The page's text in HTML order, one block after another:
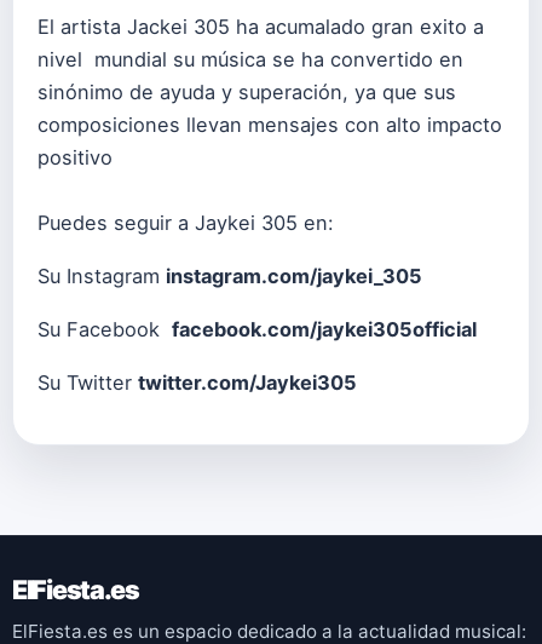
El artista Jackei 305 ha acumalado gran exito a
nivel mundial su música se ha convertido en
sinónimo de ayuda y superación, ya que sus
composiciones llevan mensajes con alto impacto
positivo
Puedes seguir a Jaykei 305 en:
Su Instagram instagram.com/jaykei_305
Su Facebook facebook.com/jaykei305official
Su Twitter twitter.com/Jaykei305
ElFiesta.es
ElFiesta.es es un espacio dedicado a la actualidad musical: